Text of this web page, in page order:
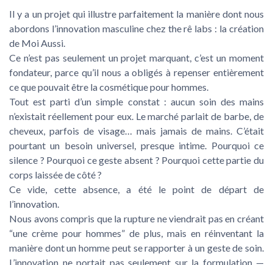
Il y a un projet qui illustre parfaitement la manière dont nous
abordons l’innovation masculine chez the rê labs : la création
de Moi Aussi.
Ce n’est pas seulement un projet marquant, c’est un moment
fondateur, parce qu’il nous a obligés à repenser entièrement
ce que pouvait être la cosmétique pour hommes.
Tout est parti d’un simple constat : aucun soin des mains
n’existait réellement pour eux. Le marché parlait de barbe, de
cheveux, parfois de visage… mais jamais de mains. C’était
pourtant un besoin universel, presque intime. Pourquoi ce
silence ? Pourquoi ce geste absent ? Pourquoi cette partie du
corps laissée de côté ?
Ce vide, cette absence, a été le point de départ de
l’innovation.
Nous avons compris que la rupture ne viendrait pas en créant
“une crème pour hommes” de plus, mais en réinventant la
manière dont un homme peut se rapporter à un geste de soin.
L’innovation ne portait pas seulement sur la formulation —